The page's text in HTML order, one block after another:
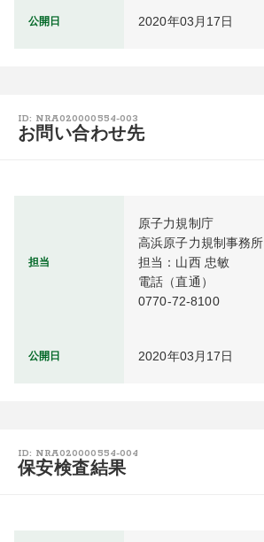
公開日 2020年03月17日
ID: NRA020000554-003
お問い合わせ先
担当
原子力規制庁
高浜原子力規制事務所
担当：山西 忠敏
電話（直通）
0770-72-8100
公開日 2020年03月17日
ID: NRA020000554-004
保安検査結果